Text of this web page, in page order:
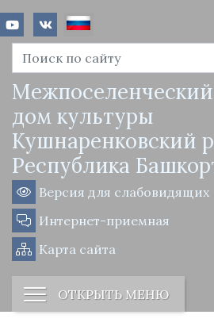
дом культуры
Кушнаренковский
Республика
Версия для слабовидящих
Интернет-приемная
Карта сайта
ОТКРЫТЬ МЕНЮ